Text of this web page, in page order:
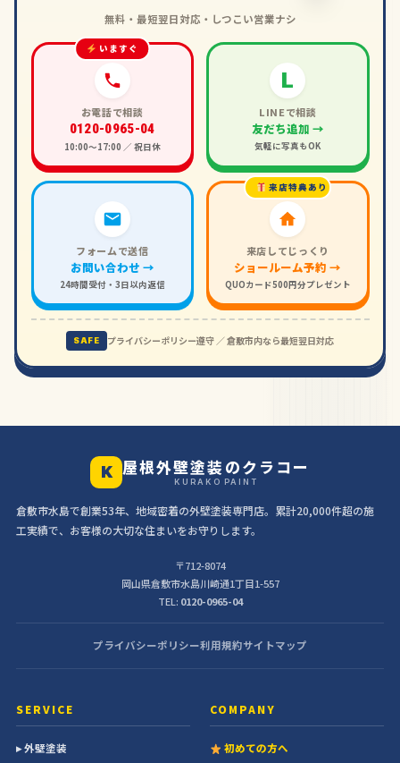
無料・最短翌日対応・しつこい営業ナシ
いますぐ
お電話で相談
0120-0965-04
10:00〜17:00 ／ 祝日休
L
LINEで相談
友だち追加 →
気軽に写真もOK
フォームで送信
お問い合わせ →
24時間受付・3日以内返信
来店特典あり
来店してじっくり
ショールーム予約 →
QUOカード500円分プレゼント
SAFE プライバシーポリシー遵守 ／ 倉敷市内なら最短翌日対応
K 屋根外壁塗装のクラコー
KURAKO PAINT
倉敷市水島で創業53年、地域密着の外壁塗装専門店。累計20,000件超の施
工実績で、お客様の大切な住まいをお守りします。
〒712-8074
岡山県倉敷市水島川崎通1丁目1-557
TEL: 0120-0965-04
プライバシーポリシー利用規約サイトマップ
SERVICE
▸ 外壁塗装
COMPANY
初めての方へ